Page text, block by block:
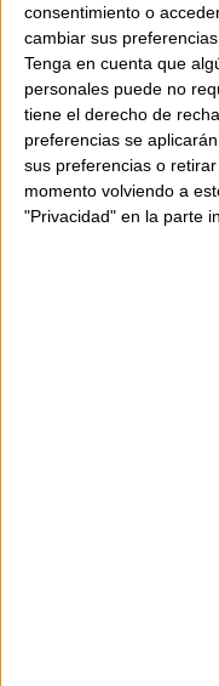
consentimiento o
cambiar sus
Tenga en cuenta que
personales puede no
tiene el derecho de
preferencias se
sus preferencias o
momento volviendo a
"Privacidad" en la parte